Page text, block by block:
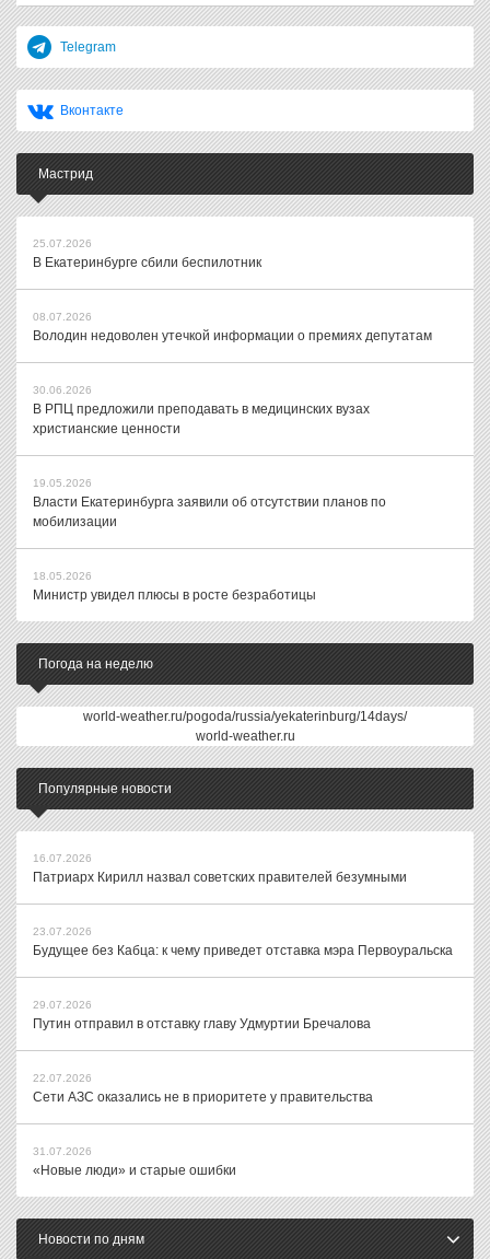
Telegram
Вконтакте
Мастрид
25.07.2026
В Екатеринбурге сбили беспилотник
08.07.2026
Володин недоволен утечкой информации о премиях депутатам
30.06.2026
В РПЦ предложили преподавать в медицинских вузах
христианские ценности
19.05.2026
Власти Екатеринбурга заявили об отсутствии планов по
мобилизации
18.05.2026
Министр увидел плюсы в росте безработицы
Погода на неделю
world-weather.ru/pogoda/russia/yekaterinburg/14days/
world-weather.ru
Популярные новости
16.07.2026
Патриарх Кирилл назвал советских правителей безумными
23.07.2026
Будущее без Кабца: к чему приведет отставка мэра Первоуральска
29.07.2026
Путин отправил в отставку главу Удмуртии Бречалова
22.07.2026
Сети АЗС оказались не в приоритете у правительства
31.07.2026
«Новые люди» и старые ошибки
Новости по дням